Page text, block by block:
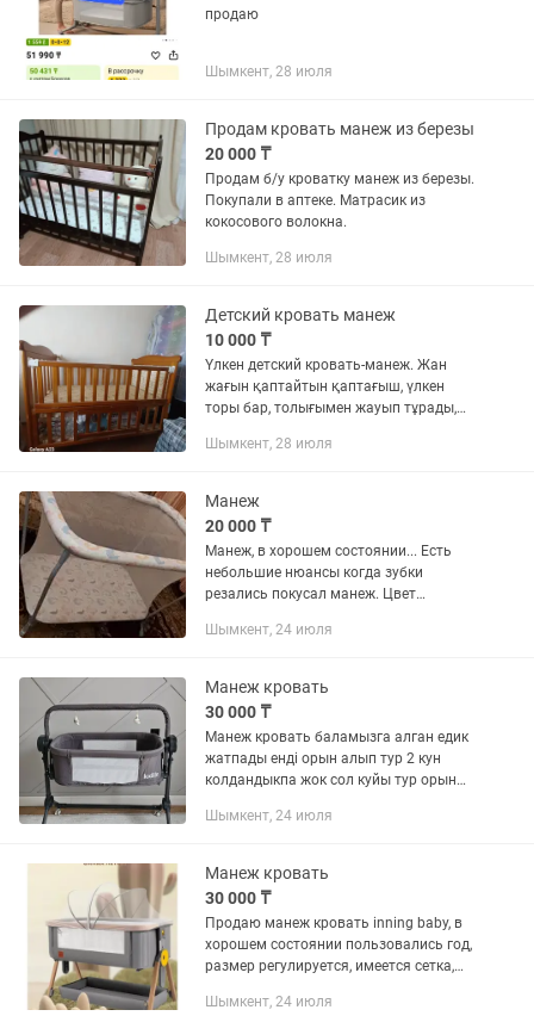
продаю
Шымкент, 28 июля
Продам кровать манеж из березы
20 000 ₸
Продам б/у кроватку манеж из березы.
Покупали в аптеке. Матрасик из
кокосового волокна.
Шымкент, 28 июля
Детский кровать манеж
10 000 ₸
Үлкен детский кровать-манеж. Жан
жағын қаптайтын қаптағыш, үлкен
торы бар, толығымен жауып тұрады,
қоятын орны бар, есігі ашылады, өте
Шымкент, 28 июля
Манеж
20 000 ₸
Манеж, в хорошем состоянии... Есть
небольшие нюансы когда зубки
резались покусал манеж. Цвет
мальчика по всем вопросам пишите
Шымкент, 24 июля
Манеж кровать
30 000 ₸
Манеж кровать баламызга алган едик
жатпады енді орын алып тур 2 кун
колдандыкпа жок сол куйы тур орын
Шымкент, 24 июля
Манеж кровать
30 000 ₸
Продаю манеж кровать inning baby, в
хорошем состоянии пользовались год,
размер регулируется, имеется сетка,
Шымкент, 24 июля